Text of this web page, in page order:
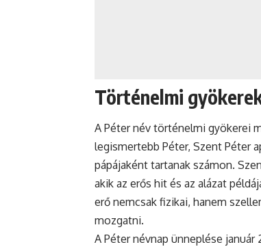
Történelmi
A Péter név történelmi gyökerei
legismertebb Péter, Szent Péter
pápájaként tartanak számon.
akik az erős hit és az alázat
erő nemcsak fizikai, hanem
mozgatni.
A Péternévnap ünneplése január